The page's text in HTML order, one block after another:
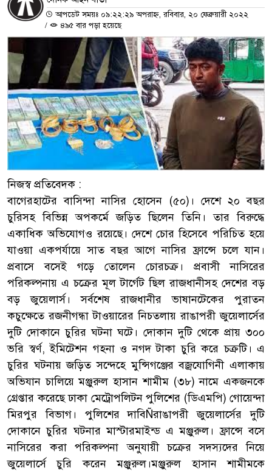
আপডেট সময়ঃ ০৯:২২:২৯ অপরাহ্ন, রবিবার, ২০ ফেব্রুয়ারী ২০২২
/
৪৯৫ বার পড়া হয়েছে
নিজস্ব প্রতিবেদক :
বাগেরহাটের বাসিন্দা নাসির হোসেন (৫০)। দেশে ২০ বছর
চুরিসহ বিভিন্ন অপকর্মে জড়িত ছিলেন তিনি। তার বিরুদ্ধে
একাধিক অভিযোগও রয়েছে। দেশে চোর হিসেবে পরিচিত হয়ে
যাওয়া একপর্যায়ে সাত বছর আগে নাসির ফ্রান্সে চলে যান।
প্রবাসে বসেই গড়ে তোলেন চোরচক্র। প্রবাসী নাসিরের
পরিকল্পনায় এ চক্রের মূল টার্গেট ছিল রাজধানীসহ দেশের বড়
বড় জুয়েলার্স। সর্বশেষ রাজধানীর ভাষানটেকের পুরাতন
কচুক্ষেতে রজনীগন্ধা টাওয়ারের নিচতলায় রাঙাপরী জুয়েলার্সের
দুটি দোকানে চুরির ঘটনা ঘটে। দোকান দুটি থেকে প্রায় ৩০০
ভরি স্বর্ণ, ইমিটেশন গহনা ও নগদ টাকা চুরি করে চক্রটি। এ
চুরির ঘটনায় জড়িত সন্দেহে মুন্সিগঞ্জের বজ্রযোগিনী এলাকায়
অভিযান চালিয়ে মঞ্জুরুল হাসান শামীম (৩৮) নামে একজনকে
গ্রেপ্তার করেছে ঢাকা মেট্রোপলিটন পুলিশের (ডিএমপি) গোয়েন্দা
মিরপুর বিভাগ। পুলিশের দাবিÑরাঙাপরী জুয়েলার্সের দুটি
দোকানে চুরির ঘটনার মাস্টারমাইন্ড এ মঞ্জুরুল। ফ্রান্সে বসে
নাসিরের করা পরিকল্পনা অনুযায়ী চক্রের সদস্যদের নিয়ে
জুয়েলার্সে চুরি করেন মঞ্জুরুল।মঞ্জুরুল হাসান শামীমকে